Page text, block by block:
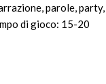
parole, party,
di gioco: 15-20